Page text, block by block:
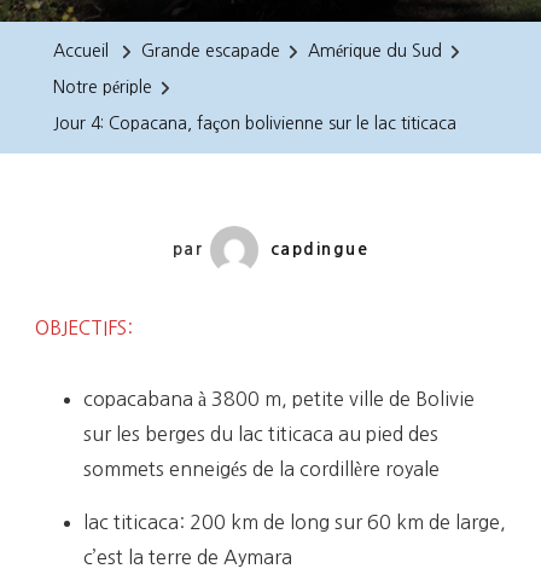
Titicaca
Accueil Grande escapade Amérique du Sud
Notre périple
Jour 4: Copacana, façon bolivienne sur le lac titicaca
par capdingue
OBJECTIFS:
copacabana à 3800 m, petite ville de Bolivie
sur les berges du lac titicaca au pied des
sommets enneigés de la cordillère royale
lac titicaca: 200 km de long sur 60 km de large,
c’est la terre de Aymara